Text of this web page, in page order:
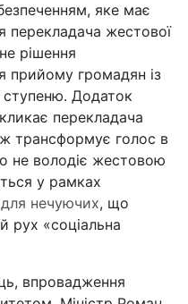
яке має
перекладача жестової
рішення
прийому громадян із
ступеню. Додаток
перекладача
трансформує голос в
не володіє жестовою
у рамках
для нечуючих, що
рух «соціальна
впровадження